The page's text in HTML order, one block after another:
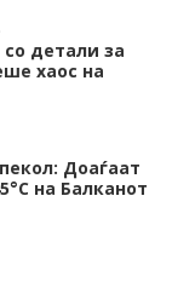
детали за
хаос на
Доаѓаат
на Балканот